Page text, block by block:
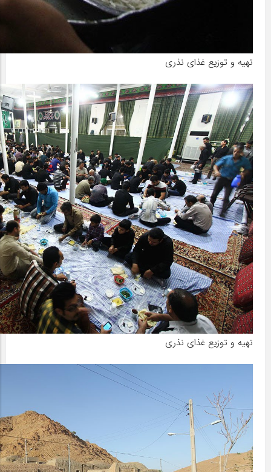
تهیه و توزیع غذای نذری
تهیه و توزیع غذای نذری